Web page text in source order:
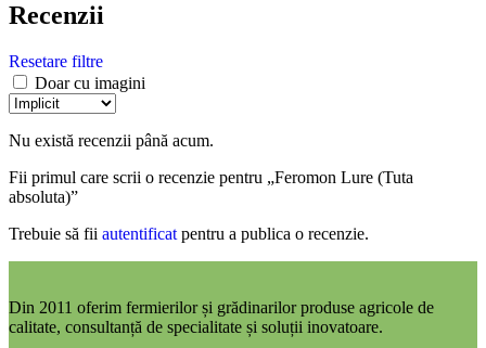
Recenzii
Resetare filtre
Doar cu imagini
Nu există recenzii până acum.
Fii primul care scrii o recenzie pentru „Feromon Lure (Tuta
absoluta)”
Trebuie să fii autentificat pentru a publica o recenzie.
Din 2011 oferim fermierilor și grădinarilor produse agricole de
calitate, consultanță de specialitate și soluții inovatoare.